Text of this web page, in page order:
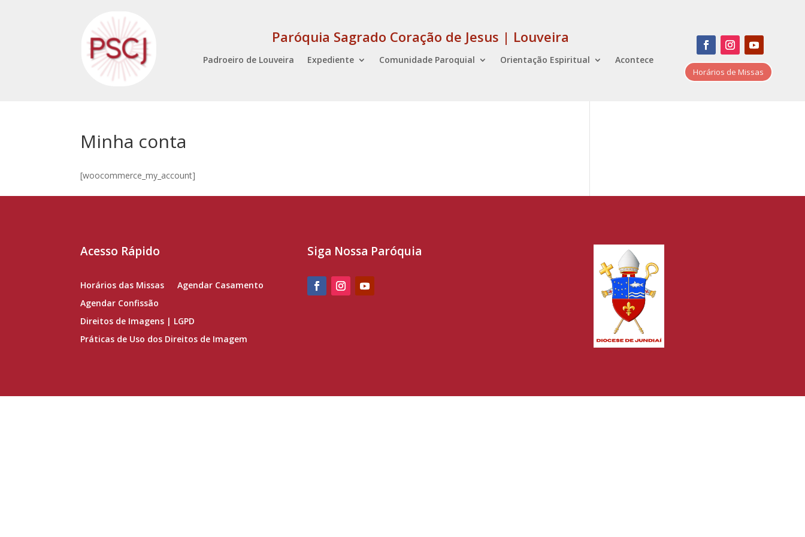
Paróquia Sagrado Coração de Jesus | Louveira
Padroeiro de Louveira Expediente Comunidade Paroquial Orientação Espiritual Acontece
Horários de Missas
Minha conta
[woocommerce_my_account]
Acesso Rápido
Horários das Missas
Agendar Casamento
Agendar Confissão
Direitos de Imagens | LGPD
Práticas de Uso dos Direitos de Imagem
Siga Nossa Paróquia